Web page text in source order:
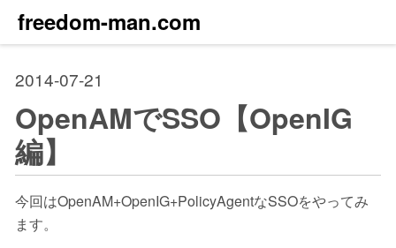
freedom-man.com
2014-07-21
OpenAMでSSO【OpenIG
編】
今回はOpenAM+OpenIG+PolicyAgentなSSOをやってみ
ます。